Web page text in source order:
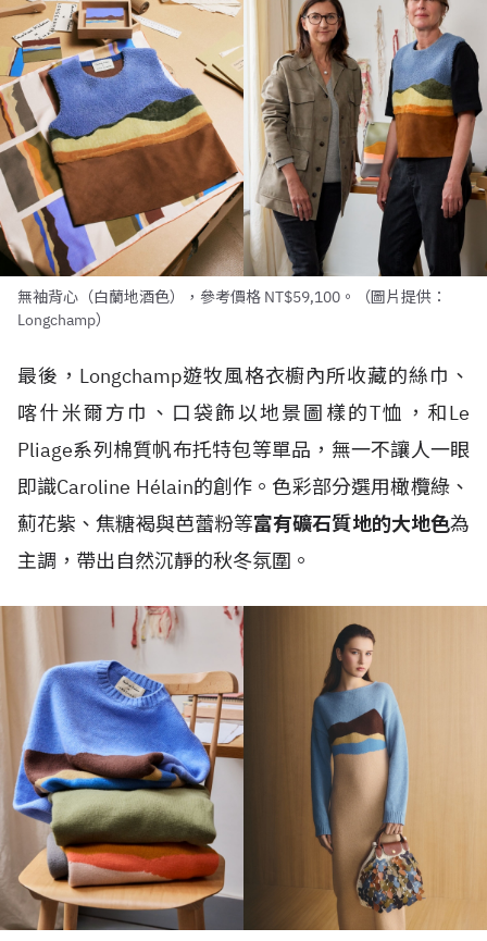
無袖背心（白蘭地酒色），參考價格 NT$59,100。（圖片提供：
Longchamp）
最後，Longchamp遊牧風格衣櫥內所收藏的絲巾、
喀什米爾方巾、口袋飾以地景圖樣的T恤，和Le
Pliage系列棉質帆布托特包等單品，無一不讓人一眼
即識Caroline Hélain的創作。色彩部分選用橄欖綠、
薊花紫、焦糖褐與芭蕾粉等富有礦石質地的大地色為
主調，帶出自然沉靜的秋冬氛圍。